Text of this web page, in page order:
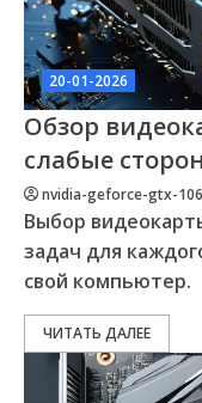
20-01-2026
Обзор
слабые
nvidia-geforce-gtx-
Выбор
задач для
свой компьютер.
ЧИТАТЬ ДАЛЕЕ